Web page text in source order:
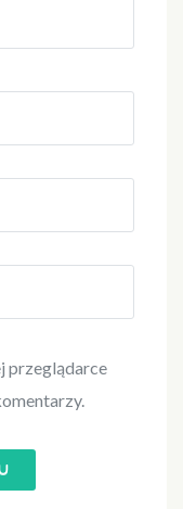
przeglądarce